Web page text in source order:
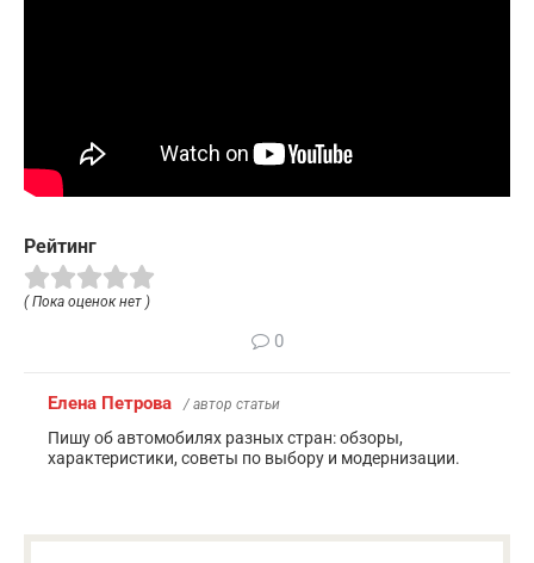
Рейтинг
( Пока оценок нет )
0
Елена Петрова / автор статьи
Пишу об автомобилях разных стран: обзоры,
характеристики, советы по выбору и модернизации.